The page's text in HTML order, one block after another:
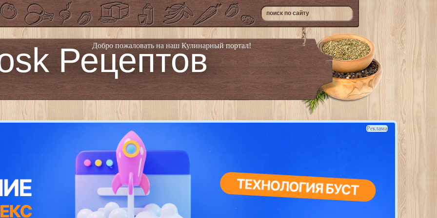
Добро пожаловать на наш Кулинарный портал!
Рецептов
Реклама